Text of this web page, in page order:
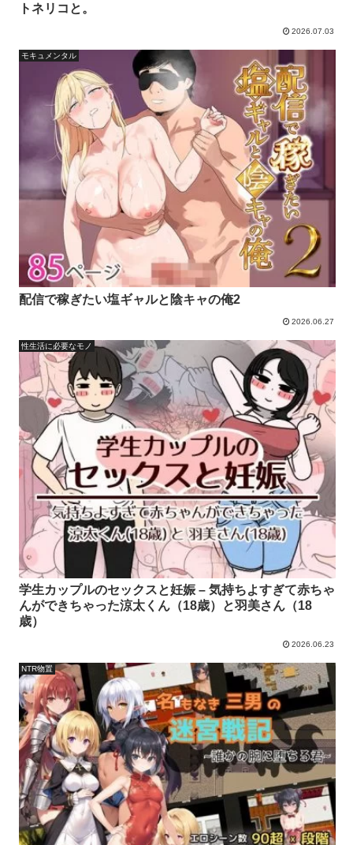
トネリコと。
2026.07.03
モキュメンタル
配信で稼ぎたい塩ギャルと陰キャの俺2
2026.06.27
性生活に必要なモノ
学生カップルのセックスと妊娠 – 気持ちよすぎて赤ちゃ
んができちゃった涼太くん（18歳）と羽美さん（18
歳）
2026.06.23
NTR物置